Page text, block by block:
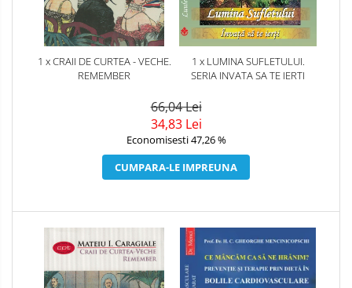
1 x CRAII DE CURTEA - VECHE.
REMEMBER
1 x LUMINA SUFLETULUI.
SERIA INVATA SA TE IERTI
66,04 Lei
34,83 Lei
Economisesti 47,26 %
CUMPARA-LE IMPREUNA